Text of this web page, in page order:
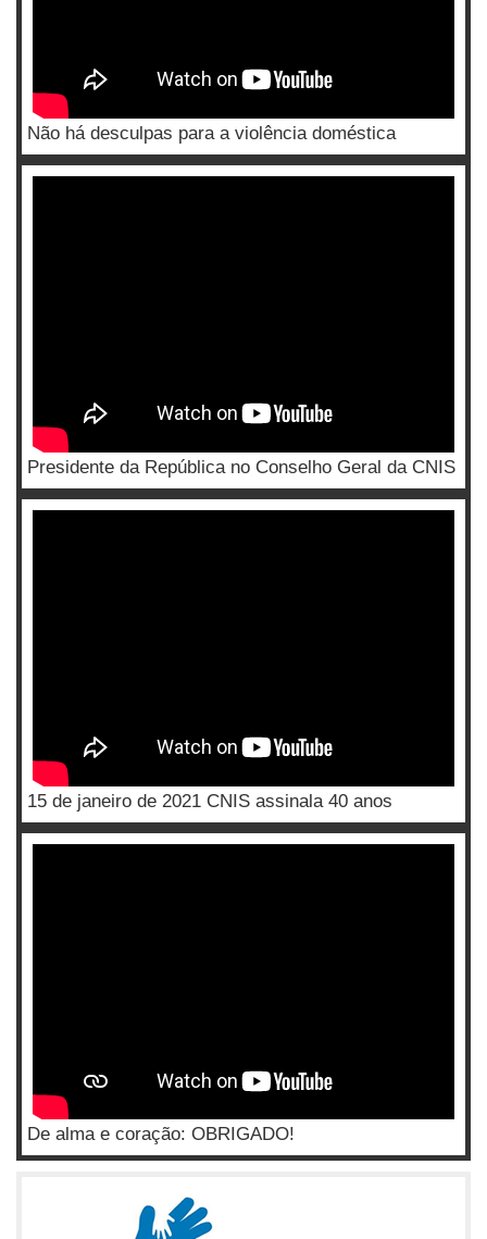
Não há desculpas para a violência doméstica
Presidente da República no Conselho Geral da CNIS
15 de janeiro de 2021 CNIS assinala 40 anos
De alma e coração: OBRIGADO!